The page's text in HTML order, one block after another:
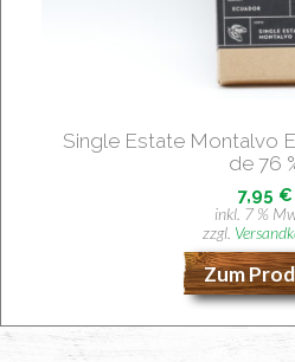
Sin­gle Estate Mon­tal­vo
de 76
7,95 €
inkl. 7 %
zzgl.
Zum